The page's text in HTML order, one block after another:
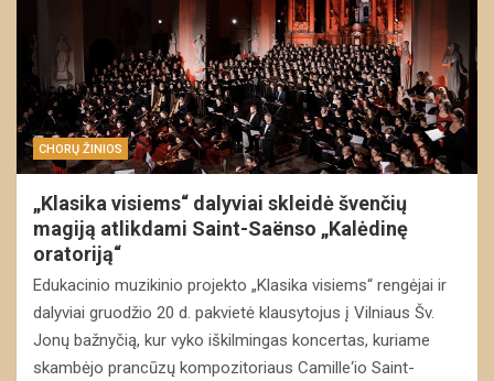
CHORŲ ŽINIOS
„Klasika visiems“ dalyviai skleidė švenčių
magiją atlikdami Saint-Saënso „Kalėdinę
oratoriją“
Edukacinio muzikinio projekto „Klasika visiems“ rengėjai ir
dalyviai gruodžio 20 d. pakvietė klausytojus į Vilniaus Šv.
Jonų bažnyčią, kur vyko iškilmingas koncertas, kuriame
skambėjo prancūzų kompozitoriaus Camille‘io Saint-